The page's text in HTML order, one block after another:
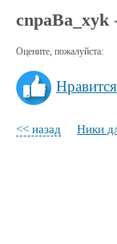
cnpaBa_xyk
Оцените, пожалуйста:
Нравится
<< назад Ники